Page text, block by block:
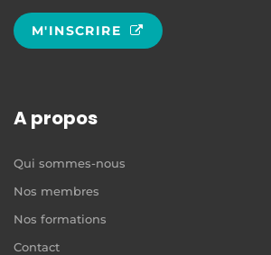
M'INSCRIRE
A propos
Qui sommes-nous
Nos membres
Nos formations
Contact